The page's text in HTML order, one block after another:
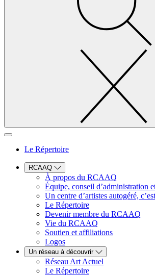
Le Répertoire
RCAAQ
À propos du RCAAQ
Équipe, conseil d’administration
Un centre d’artistes autogéré,
Le Répertoire
Devenir membre du RCAAQ
Vie du RCAAQ
Soutien et affiliations
Logos
Un réseau à découvrir
Réseau Art Actuel
Le Répertoire